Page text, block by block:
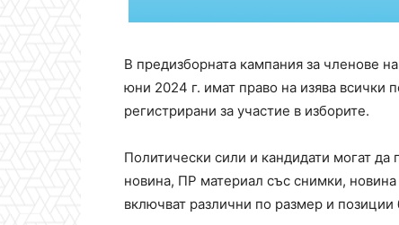
В предизборната кампания за членове
юни 2024 г. имат право на изява всички
регистрирани за участие в изборите.
Политически сили и кандидати могат да
новина, ПР материал със снимки,
включват различни по размер и позиции